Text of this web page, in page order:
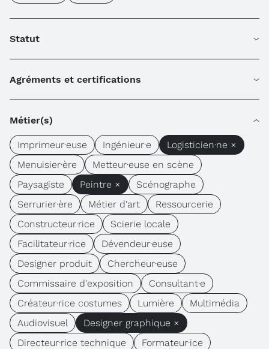
Statut
Agréments et certifications
Métier(s)
Imprimeur·euse Ingénieur·e
Logisticien·ne ×
Menuisier·ère
Metteur·euse en scène
Paysagiste
Peintre ×
Scénographe
Serrurier·ère
Métier d'art
Ressourcerie
Constructeur·rice
Scierie locale
Facilitateur·rice
Dévendeur·euse
Designer produit
Chercheur·euse
Commissaire d'exposition
Consultant·e
Créateur·rice costumes
Lumière
Multimédia
Audiovisuel
Designer graphique ×
Directeur·rice technique
Formateur·ice